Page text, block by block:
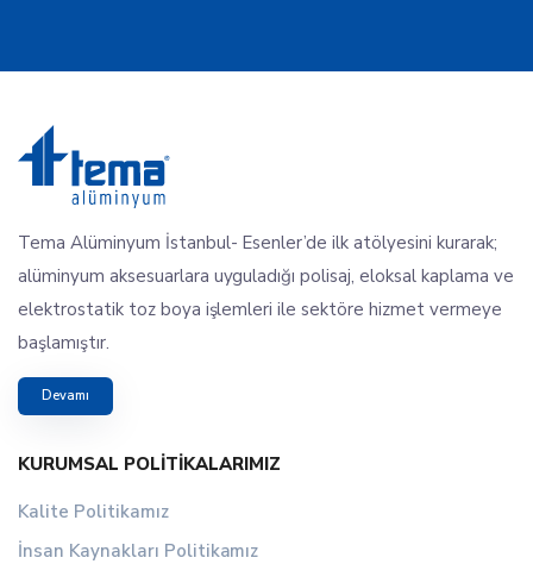
Tema Alüminyum İstanbul- Esenler’de ilk atölyesini kurarak;
alüminyum aksesuarlara uyguladığı polisaj, eloksal kaplama ve
elektrostatik toz boya işlemleri ile sektöre hizmet vermeye
başlamıştır.
Devamı
KURUMSAL POLITIKALARIMIZ
Kalite Politikamız
İnsan Kaynakları Politikamız